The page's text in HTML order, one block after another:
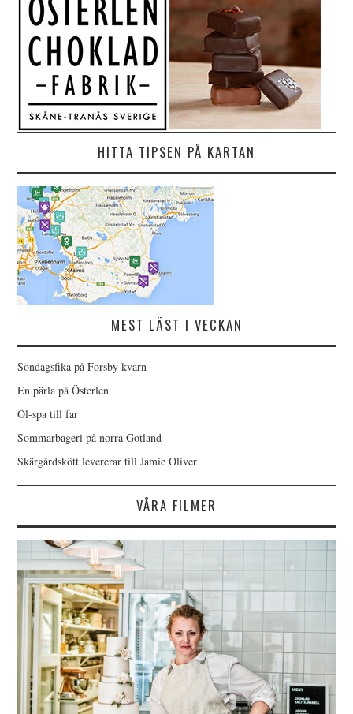
HITTA TIPSEN PÅ KARTAN
MEST LÄST I VECKAN
Söndagsfika på Forsby kvarn
En pärla på Österlen
Öl-spa till far
Sommarbageri på norra Gotland
Skärgårdskött levererar till Jamie Oliver
VÅRA FILMER